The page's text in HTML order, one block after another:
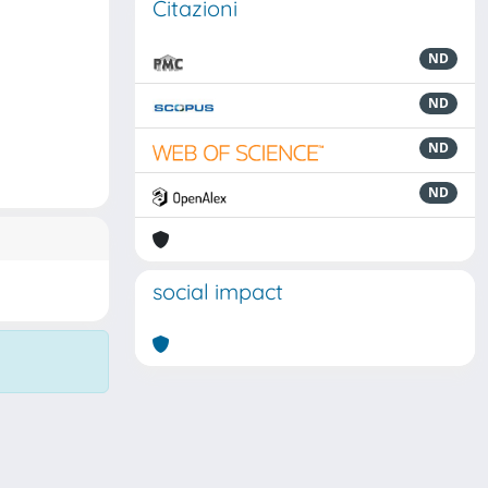
Citazioni
ND
ND
ND
ND
social impact